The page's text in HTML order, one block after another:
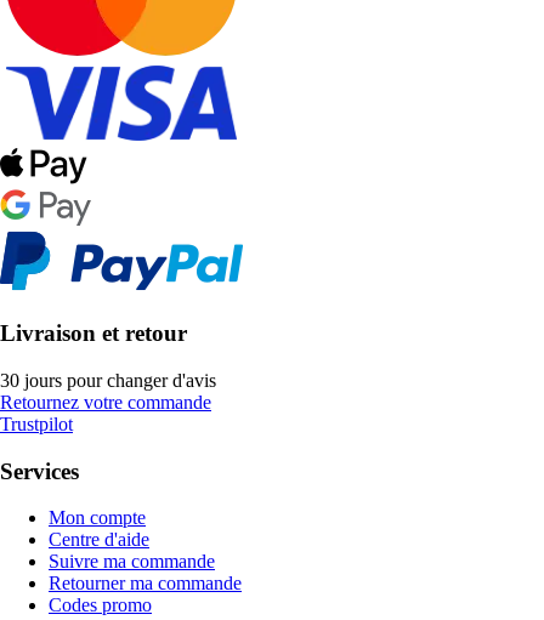
Livraison et retour
30 jours pour changer d'avis
Retournez votre commande
Trustpilot
Services
Mon compte
Centre d'aide
Suivre ma commande
Retourner ma commande
Codes promo